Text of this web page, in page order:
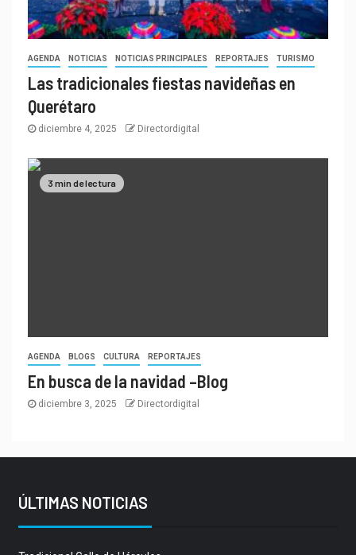
AGENDA NOTICIAS NOTICIAS PRINCIPALES REPORTAJES TURISMO
Las tradicionales fiestas navideñas en
Querétaro
diciembre 4, 2025 Directordigital
3 min de lectura
AGENDA BLOGS CULTURA REPORTAJES
En busca de la navidad –Blog
diciembre 3, 2025 Directordigital
ÚLTIMAS NOTICIAS